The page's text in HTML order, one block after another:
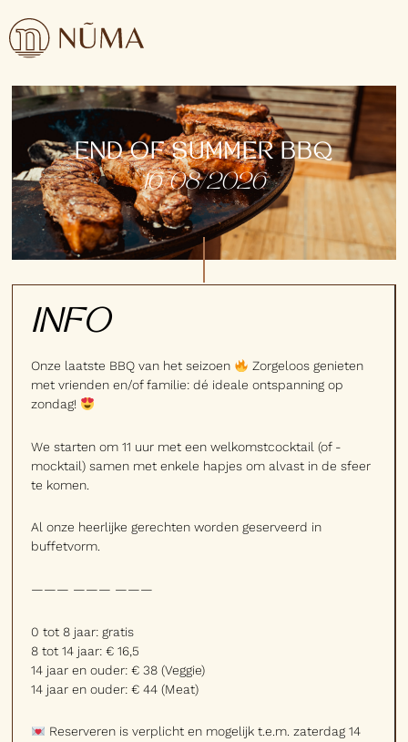
END OF SUMMER BBQ
16/08/2026
INFO
Onze laatste BBQ van het seizoen
Zorgeloos genieten
met vrienden en/of familie: dé ideale ontspanning op
zondag!
We starten om 11 uur met een welkomstcocktail (of -
mocktail) samen met enkele hapjes om alvast in de sfeer
te komen.
Al onze heerlijke gerechten worden geserveerd in
buffetvorm.
——— ——— ———
0 tot 8 jaar: gratis
8 tot 14 jaar: € 16,5
14 jaar en ouder: € 38 (Veggie)
14 jaar en ouder: € 44 (Meat)
Reserveren is verplicht en mogelijk t.e.m. zaterdag 14